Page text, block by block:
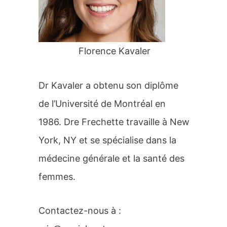
:
Florence Kavaler
Dr Kavaler a obtenu son diplôme
de l’Université de Montréal en
1986. Dre Frechette travaille à New
York, NY et se spécialise dans la
médecine générale et la santé des
femmes.
Contactez-nous à :